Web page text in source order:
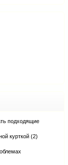
подходящие
курткой (2)